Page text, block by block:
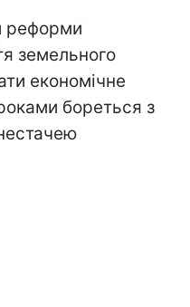
реформи
земельного
економічне
бореться з